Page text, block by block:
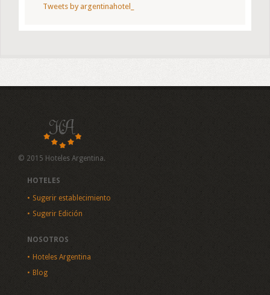
Tweets by argentinahotel_
© 2015 Hoteles Argentina.
HOTELES
Sugerir establecimiento
Sugerir Edición
NOSOTROS
Hoteles Argentina
Blog